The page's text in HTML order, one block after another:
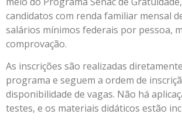
candidatos com renda familiar mensal
salários mínimos federais por pessoa,
comprovação.
As inscrições são realizadas
programa e seguem a ordem de
disponibilidade de vagas. Não há
testes, e os materiais didáticos estão